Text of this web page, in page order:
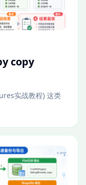
copy
实战教程) 这类